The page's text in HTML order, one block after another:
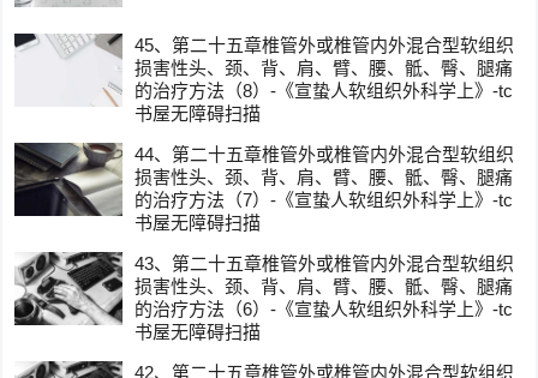
45、第二十五章椎管外或椎管内外混合型软组织
损害性头、颈、背、肩、臂、腰、骶、臀、腿痛
的治疗方法（8）-《宣蛰人软组织外科学上》-tc
书屋无障碍扫描
44、第二十五章椎管外或椎管内外混合型软组织
损害性头、颈、背、肩、臂、腰、骶、臀、腿痛
的治疗方法（7）-《宣蛰人软组织外科学上》-tc
书屋无障碍扫描
43、第二十五章椎管外或椎管内外混合型软组织
损害性头、颈、背、肩、臂、腰、骶、臀、腿痛
的治疗方法（6）-《宣蛰人软组织外科学上》-tc
书屋无障碍扫描
42、第二十五章椎管外或椎管内外混合型软组织